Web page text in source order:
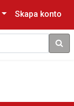
Skapa konto
Sök